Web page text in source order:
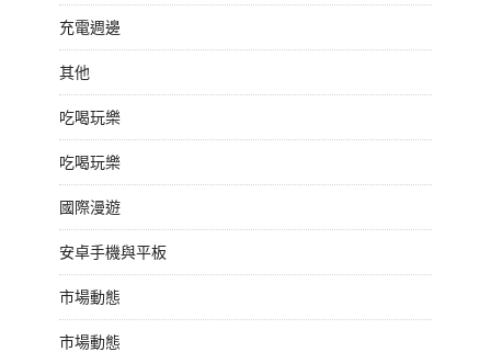
充電週邊
其他
吃喝玩樂
吃喝玩樂
國際漫遊
安卓手機與平板
市場動態
市場動態